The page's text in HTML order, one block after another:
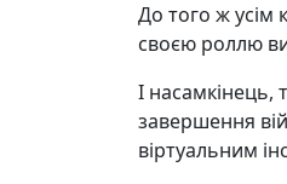
До того ж усім
своєю роллю
І насамкінець,
завершення
віртуальним